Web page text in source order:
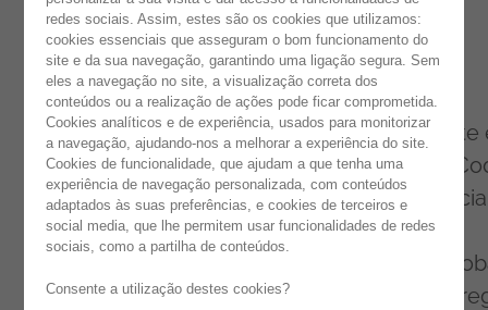
representantes daIDA Ireland, vários
convidados de honra, clientes, parceiros e
amigos.
O novo centro vai focar-se estrategicamente
serviçoscomo Quality Management, Low-
Development, DevOps, Data Analysis,
Intelligence e Software Development. Esta
iniciativa faz parte do plano de expansão
da Noesis, reforçando a capacidade de
redes sociais. Assim, estes são os cookies que utilizamos:
cookies essenciais que asseguram o bom funcionamento do
site e da sua navegação, garantindo uma ligação segura. Sem
eles a navegação no site, a visualização correta dos
conteúdos ou a realização de ações pode ficar comprometida.
Cookies analíticos e de experiência, usados para monitorizar
a navegação, ajudando-nos a melhorar a experiência do site.
Cookies de funcionalidade, que ajudam a que tenha uma
experiência de navegação personalizada, com conteúdos
adaptados às suas preferências, e cookies de terceiros e
social media, que lhe permitem usar funcionalidades de redes
sociais, como a partilha de conteúdos.
Consente a utilização destes cookies?